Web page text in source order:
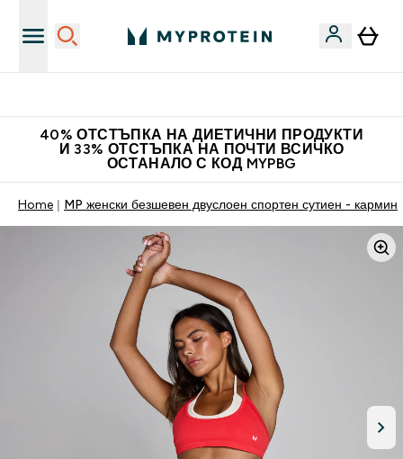
40% ОТСТЪПКА НА ДИЕТИЧНИ ПРОДУКТИ
И 33% ОТСТЪПКА НА ПОЧТИ ВСИЧКО
ОСТАНАЛО С КОД MYPBG
Home MP женски безшевен двуслоен спортен сутиен - кармин